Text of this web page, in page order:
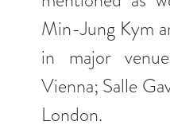
Min-Jung Kym
in major
Vienna; Salle
London.